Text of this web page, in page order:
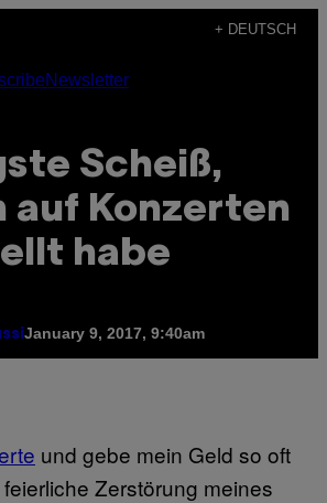
+ DEUTSCH
Newsletter
Scheiß,
auf Konzerten
habe
January 9, 2017, 9:40am
und gebe mein Geld so oft
Zerstörung meines